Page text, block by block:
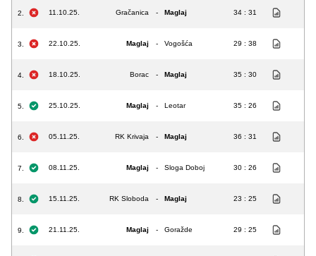
2. 11.10.25. Gračanica - Maglaj 34 : 31
3. 22.10.25. Maglaj - Vogošća 29 : 38
4. 18.10.25. Borac - Maglaj 35 : 30
5. 25.10.25. Maglaj - Leotar 35 : 26
6. 05.11.25. RK Krivaja - Maglaj 36 : 31
7. 08.11.25. Maglaj - Sloga Doboj 30 : 26
8. 15.11.25. RK Sloboda - Maglaj 23 : 25
9. 21.11.25. Maglaj - Goražde 29 : 25